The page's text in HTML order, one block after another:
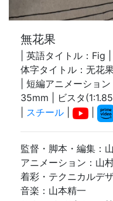
無花果
| 英語タイトル：Fig
体字タイトル：无花果
| 短編アニメーショ
35mm | ビスタ
スチール
監督・脚本・編集：
アニメーション：山
着彩・テクニカルデ
音楽：山本精一